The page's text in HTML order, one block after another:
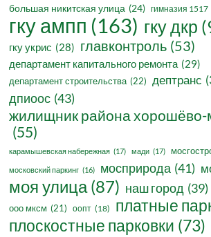
большая никитская улица (24) гимназия 1517
гку ампп (163) гку дкр
гку укрис (28) главконтроль (53)
департамент капитального ремонта (29)
департамент строительства (22) дептранс
дпиоос (43)
жилищник района хорошёво-
(55)
карамышевская набережная (17) мади (17)
московский паркинг (16) мосприрода (41)
моя улица(87) наш город (39)
ооо мксм (21) оопт (18) платные
плоскостные парковки (73)